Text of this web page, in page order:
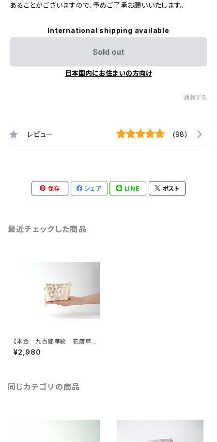
あることがございますので、予めご了承お願いいたします。
International shipping available
Sold out
日本国内にお住まいの方向け
通報する
レビュー (98)
保存 シェア LINE ポスト
最近チェックした商品
【本金 九百錦華紋 花唐草模
様 シルク帯リメイク ミニポ
ーチ】カードケース、ポーチ小さ
¥2,980
同じカテゴリの商品